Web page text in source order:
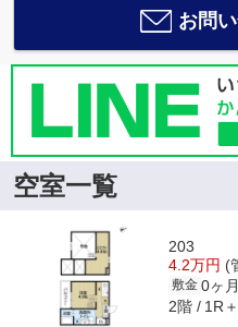
お問
空室一覧
203
4.2万円 (
敷金 0ヶ月
2階 1R